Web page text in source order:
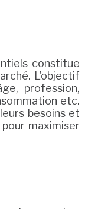
constitue
L'objectif
profession,
etc.
besoins et
maximiser